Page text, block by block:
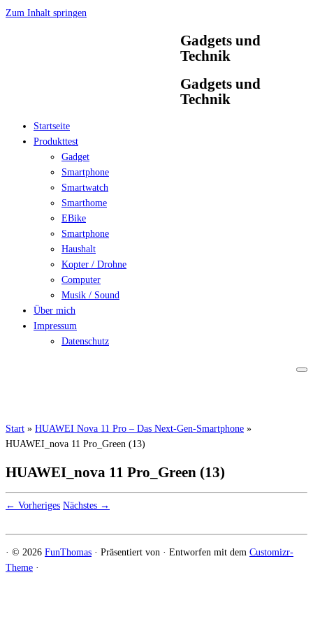
Zum Inhalt springen
Gadgets und
Technik
Gadgets und
Technik
Startseite
Produkttest
Gadget
Smartphone
Smartwatch
Smarthome
EBike
Smartphone
Haushalt
Kopter / Drohne
Computer
Musik / Sound
Über mich
Impressum
Datenschutz
Start » HUAWEI Nova 11 Pro – Das Next-Gen-Smartphone »
HUAWEI_nova 11 Pro_Green (13)
HUAWEI_nova 11 Pro_Green (13)
← Vorheriges Nächstes →
· © 2026 FunThomas · Präsentiert von · Entworfen mit dem Customizr-
Theme ·